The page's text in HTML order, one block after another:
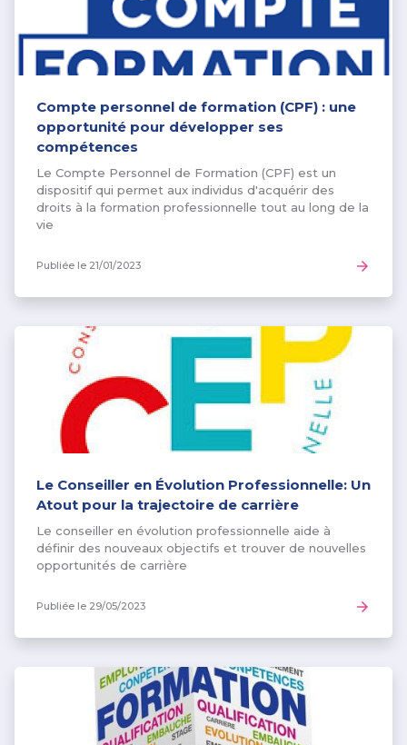
Compte personnel de formation (CPF) : une
opportunité pour développer ses
compétences
Le Compte Personnel de Formation (CPF) est un
dispositif qui permet aux individus d'acquérir des
droits à la formation professionnelle tout au long de la
vie
Publiée le 21/01/2023
Le Conseiller en Évolution Professionnelle: Un
Atout pour la trajectoire de carrière
Le conseiller en évolution professionnelle aide à
définir des nouveaux objectifs et trouver de nouvelles
opportunités de carrière
Publiée le 29/05/2023